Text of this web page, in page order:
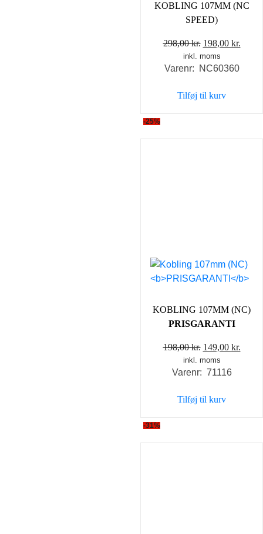
KOBLING 107MM (NC
SPEED)
298,00kr. Den
oprindelige
pris
298,00 kr..
198,00 kr.
inkl. moms
Varenr: NC60360
Tilføj til kurv
-25%
KOBLING 107MM (NC)
PRISGARANTI
198,00kr. Den
oprindelige
pris
198,00 kr..
149,00 kr.
inkl. moms
Varenr: 71116
Tilføj til kurv
-31%